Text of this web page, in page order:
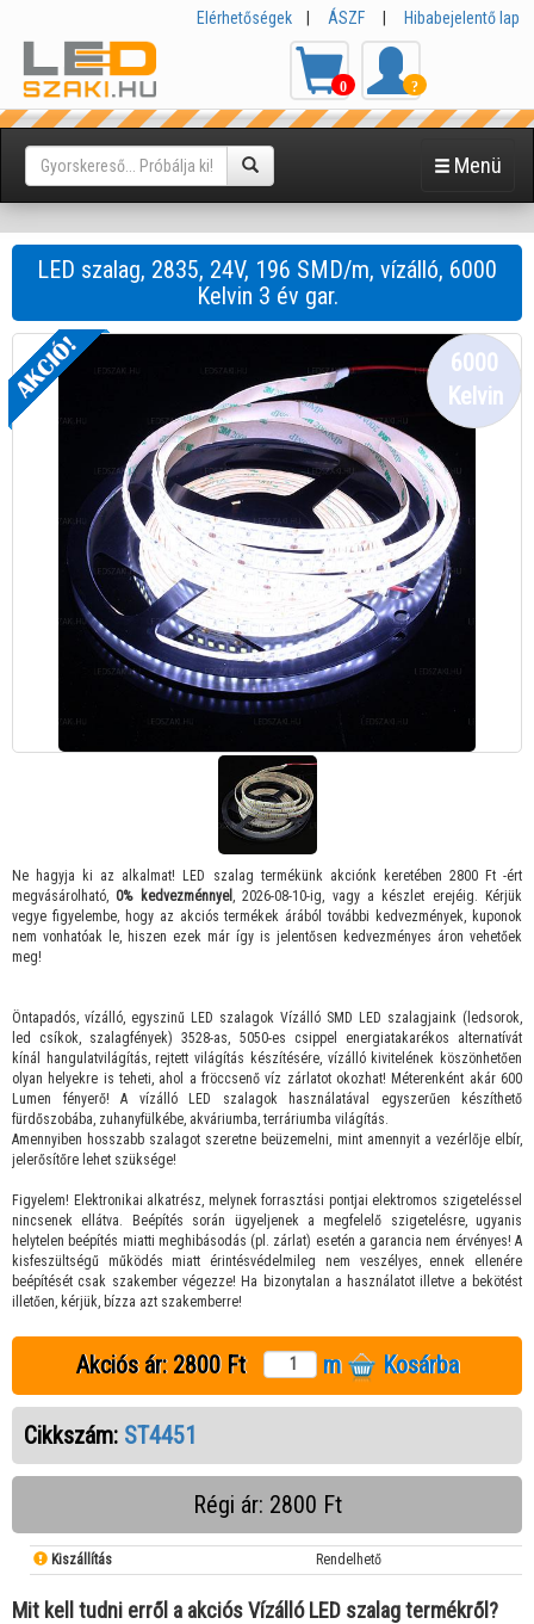
Elérhetőségek ÁSZF Hibabejelentő lap
0 ?
Menü
LED szalag, 2835, 24V, 196 SMD/m, vízálló, 6000
Kelvin 3 év gar.
6000
Kelvin
Ne hagyja ki az alkalmat! LED szalag termékünk akciónk keretében 2800 Ft -ért
megvásárolható, 0% kedvezménnyel , 2026-08-10-ig, vagy a készlet erejéig. Kérjük
vegye figyelembe, hogy az akciós termékek árából további kedvezmények, kuponok
nem vonhatóak le, hiszen ezek már így is jelentősen kedvezményes áron vehetőek
meg!
Öntapadós, vízálló, egyszinű LED szalagok Vízálló SMD LED szalagjaink (ledsorok,
led csíkok, szalagfények) 3528-as, 5050-es csippel energiatakarékos alternatívát
kínál hangulatvilágítás, rejtett világítás készítésére, vízálló kivitelének köszönhetően
olyan helyekre is teheti, ahol a fröccsenő víz zárlatot okozhat! Méterenként akár 600
Lumen fényerő! A vízálló LED szalagok használatával egyszerűen készíthető
fürdőszobába, zuhanyfülkébe, akváriumba, terráriumba világítás.
Amennyiben hosszabb szalagot szeretne beüzemelni, mint amennyit a vezérlője elbír,
jelerősítőre lehet szüksége!
Figyelem! Elektronikai alkatrész, melynek forrasztási pontjai elektromos szigeteléssel
nincsenek ellátva. Beépítés során ügyeljenek a megfelelő szigetelésre, ugyanis
helytelen beépítés miatti meghibásodás (pl. zárlat) esetén a garancia nem érvényes! A
kisfeszültségű működés miatt érintésvédelmileg nem veszélyes, ennek ellenére
beépítését csak szakember végezze! Ha bizonytalan a használatot illetve a bekötést
illetően, kérjük, bízza azt szakemberre!
Akciós ár: 2800 Ft m Kosárba
Cikkszám: ST4451
Régi ár: 2800 Ft
Kiszállítás Rendelhető
Mit kell tudni erről a akciós Vízálló LED szalag termékről?